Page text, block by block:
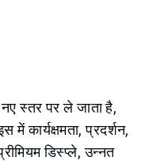
स्तर पर ले जाता है,
कार्यक्षमता, प्रदर्शन,
डिस्प्ले, उन्नत